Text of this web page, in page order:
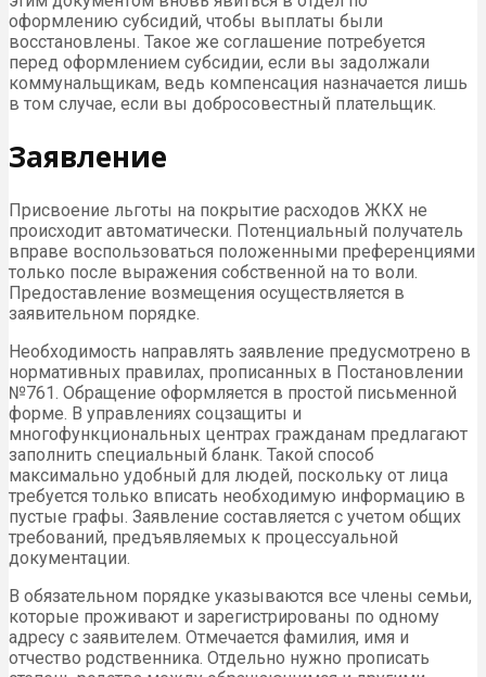
оформлению субсидий, чтобы выплаты были
восстановлены. Такое же соглашение потребуется
перед оформлением субсидии, если вы задолжали
коммунальщикам, ведь компенсация назначается лишь
в том случае, если вы добросовестный плательщик.
Заявление
Присвоение льготы на покрытие расходов ЖКХ не
происходит автоматически. Потенциальный получатель
вправе воспользоваться положенными преференциями
только после выражения собственной на то воли.
Предоставление возмещения осуществляется в
заявительном порядке.
Необходимость направлять заявление предусмотрено в
нормативных правилах, прописанных в Постановлении
№761. Обращение оформляется в простой письменной
форме. В управлениях соцзащиты и
многофункциональных центрах гражданам предлагают
заполнить специальный бланк. Такой способ
максимально удобный для людей, поскольку от лица
требуется только вписать необходимую информацию в
пустые графы. Заявление составляется с учетом общих
требований, предъявляемых к процессуальной
документации.
В обязательном порядке указываются все члены семьи,
которые проживают и зарегистрированы по одному
адресу с заявителем. Отмечается фамилия, имя и
отчество родственника. Отдельно нужно прописать